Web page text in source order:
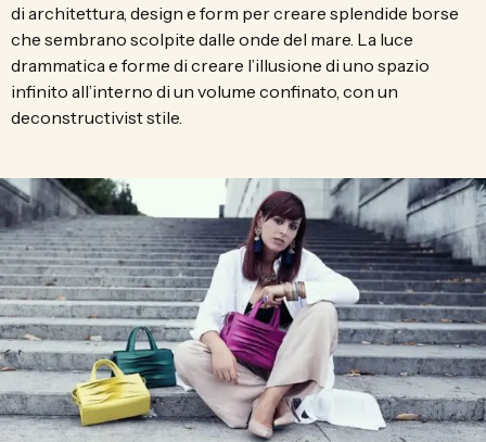
di architettura, design e form per creare splendide borse
che sembrano scolpite dalle onde del mare. La luce
drammatica e forme di creare l’illusione di uno spazio
infinito all’interno di un volume confinato, con un
deconstructivist stile.